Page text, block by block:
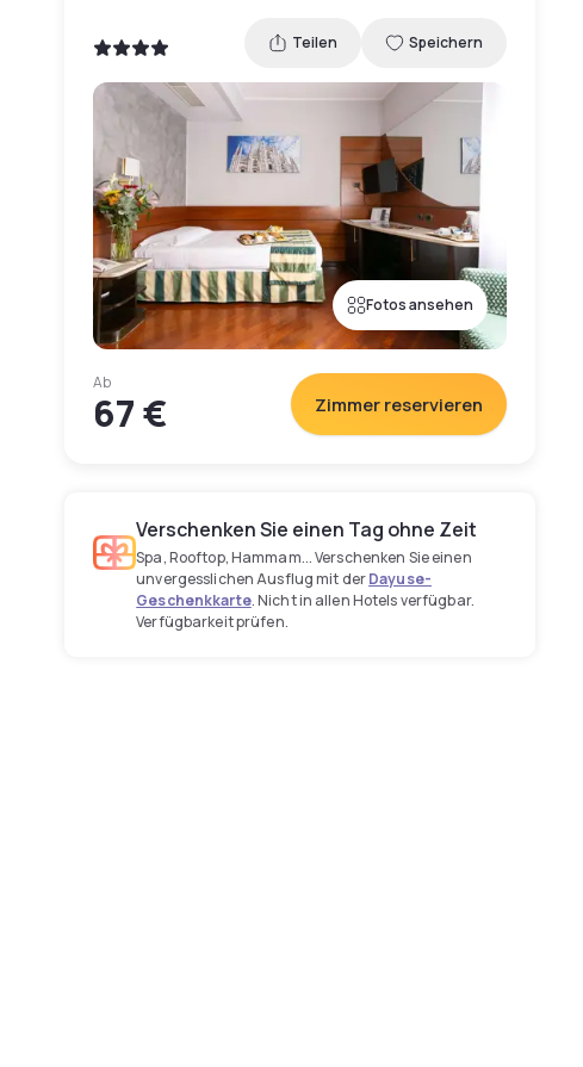
Teilen Speichern
Fotos ansehen
Ab
67 € Zimmer reservieren
Verschenken Sie einen Tag ohne Zeit
Spa, Rooftop, Hammam... Verschenken Sie einen
unvergesslichen Ausflug mit derDayuse-
Geschenkkarte. Nicht in allen Hotels verfügbar.
Verfügbarkeit prüfen.